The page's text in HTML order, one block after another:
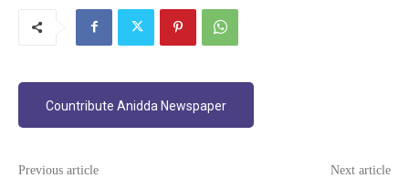
Countribute Anidda Newspaper
Previous article
Next article